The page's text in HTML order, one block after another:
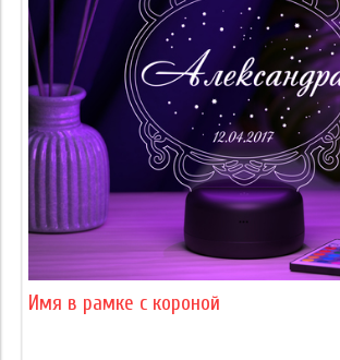
Имя в рамке с короной